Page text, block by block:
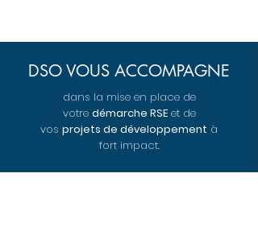
DSO VOUS ACCOMPAGNE
dans la mise en place de
votre démarche RSEet de
vos projets de développement à
fort impact.